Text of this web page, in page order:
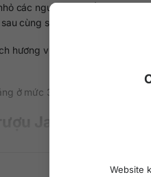
Website
các nguyên liệu rồi ngâm
cùng sẽ hòa trộn thêm
hương vị mãnh liệt nồng cháy
ở mức 330.000 đồng/chai
Jagermeister